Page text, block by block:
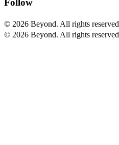
Follow
© 2026 Beyond. All rights reserved
© 2026 Beyond. All rights reserved